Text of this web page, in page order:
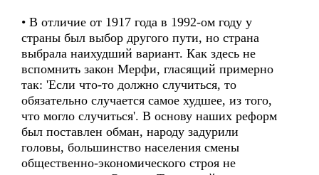
• В отличие от 1917 года в 1992-ом году у
страны был выбор другого пути, но страна
выбрала наихудший вариант. Как здесь не
вспомнить закон Мерфи, гласящий примерно
так: 'Если что-то должно случиться, то
обязательно случается самое худшее, из того,
что могло случиться'. В основу наших реформ
был поставлен обман, народу задурили
головы, большинство населения смены
общественно-экономического строя не